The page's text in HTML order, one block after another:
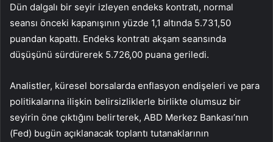
Dün dalgalı bir seyir izleyen endeks kontratı, normal
seansı önceki kapanışının yüzde 1,1 altında 5.731,50
puandan kapattı. Endeks kontratı akşam seansında
düşüşünü sürdürerek 5.726,00 puana geriledi.
Analistler, küresel borsalarda enflasyon endişeleri ve para
politikalarına ilişkin belirsizliklerle birlikte olumsuz bir
seyirin öne çıktığını belirterek, ABD Merkez Bankası’nın
(Fed) bugün açıklanacak toplantı tutanaklarının